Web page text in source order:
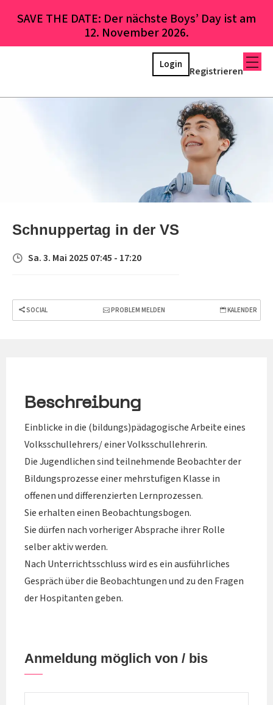
SAVE THE DATE: Der nächste Boys’ Day ist am
12. November 2026.
Registrieren
Login
Schnuppertag in der VS
Sa. 3. Mai 2025 07:45 - 17:20
SOCIAL PROBLEM MELDEN KALENDER
Beschreibung
Einblicke in die (bildungs)pädagogische Arbeite eines
Volksschullehrers/ einer Volksschullehrerin.
Die Jugendlichen sind teilnehmende Beobachter der
Bildungsprozesse einer mehrstufigen Klasse in
offenen und differenzierten Lernprozessen.
Sie erhalten einen Beobachtungsbogen.
Sie dürfen nach vorheriger Absprache ihrer Rolle
selber aktiv werden.
Nach Unterrichtsschluss wird es ein ausführliches
Gespräch über die Beobachtungen und zu den Fragen
der Hospitanten geben.
Anmeldung möglich von / bis